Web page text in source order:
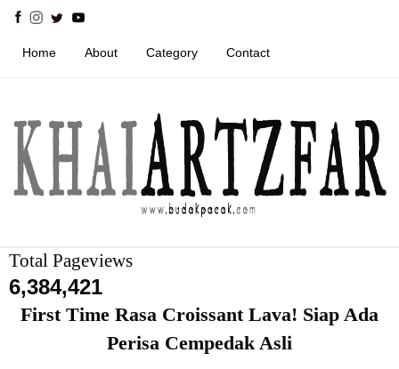
Home About Category Contact
Total Pageviews
6,384,421
First Time Rasa Croissant Lava! Siap Ada
Perisa Cempedak Asli